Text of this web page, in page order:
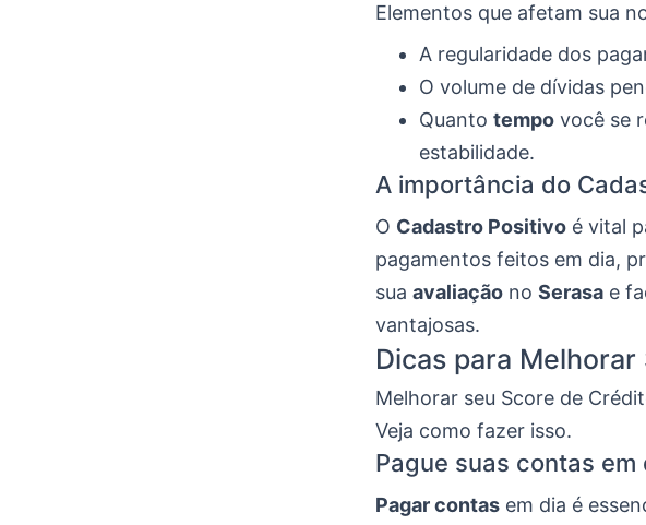
Elementos que afetam sua
A regularidade dos
O volume de dívidas
Quanto tempo você se
estabilidade.
A importância do
O Cadastro Positivo é vital
pagamentos feitos em dia,
sua avaliação no Serasa e
vantajosas.
Dicas para Melhorar
Melhorar seu Score de
Veja como fazer isso.
Pague suas contas em
Pagar contas em dia é